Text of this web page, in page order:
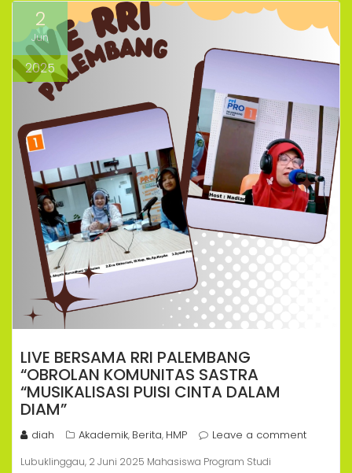
2
Jun
2025
LIVE BERSAMA RRI PALEMBANG
“OBROLAN KOMUNITAS SASTRA
“MUSIKALISASI PUISI CINTA DALAM
DIAM”
diah Akademik, Berita, HMP Leave a comment
Lubuklinggau, 2 Juni 2025 Mahasiswa Program Studi